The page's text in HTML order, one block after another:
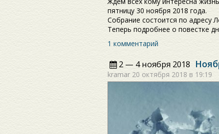
пятницу 30 ноября 2018 года.
Собрание состоится по адресу
Теперь подробнее о повестке
1 комментарий
2 — 4 ноября 2018
kramar 20 октября 2018 в 19:19